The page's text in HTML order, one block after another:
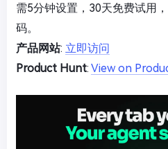
需5分钟设置，30天免费试用
码。
产品网站: 立即访问
Product Hunt: View on